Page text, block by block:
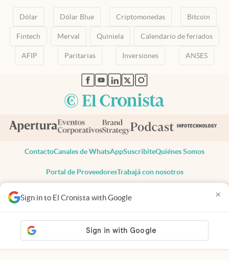
Sign in to El Cronista with Google ×
Dólar Dólar Blue Criptomonedas Bitcoin
Fintech Merval Quiniela Calendario de feriados
AFIP Paritarias Inversiones ANSES
abre en nueva pestaña
abre en nueva pestaña
abre en nueva pestaña
abre en nueva pestaña
abre en nueva pestaña
ContactoCanales de WhatsAppSuscribiteQuiénes Somos
Portal de ProveedoresTrabajá con nosotros
Todos los derechos reservados
Privacidad
Consentimiento
Tel:+54 11 7078-3270